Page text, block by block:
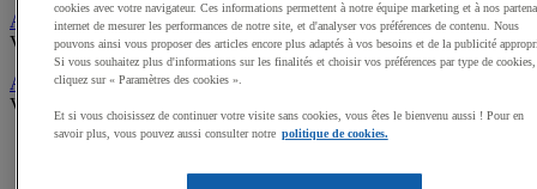
Apprentissage scolaire de la Sécurité routière
Voir tous les produits
Activités gymniques
Voir tous les produits
Tapis, Matelas scolaires
cookies avec votre navigateur. Ces informations permettent à notre équipe marketing et à nos
internet de mesurer les performances de notre site, et d'analyser vos préférences de contenu. Nous
pouvons ainsi vous proposer des articles encore plus adaptés à vos besoins et de la publicité
Si vous souhaitez plus d'informations sur les finalités et choisir vos préférences par type de cookies,
cliquez sur « Paramètres des cookies ».
Et si vous choisissez de continuer votre visite sans cookies, vous êtes le bienvenu aussi ! Pour en
savoir plus, vous pouvez aussi consulter notre politique de cookies.